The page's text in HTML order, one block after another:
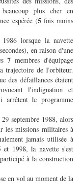
plus cher en
espérée (5fois moins
lorsque la navette
secondes), en raison d'une
7 membres d'équipage
trajectoire de l'orbiteur.
des défaillances étaient
l'indignation et
arrêtent le programme
septembre 1988, alors
les missions militaires à
jamais utilisée à
et 1998, la navette s'est
à la construction
en vol au moment de la